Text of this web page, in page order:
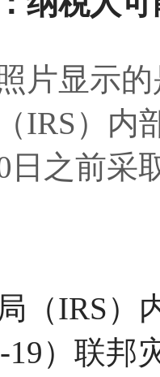
片显示
IRS）内
日之前采
（IRS）
19）联